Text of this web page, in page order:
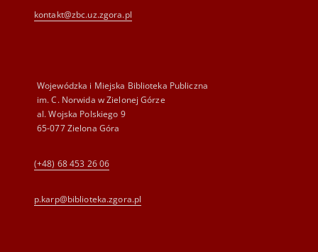
kontakt@zbc.uz.zgora.pl
Wojewódzka i Miejska Biblioteka Publiczna
im. C. Norwida w Zielonej Górze
al. Wojska Polskiego 9
65-077 Zielona Góra
(+48) 68 453 26 06
p.karp@biblioteka.zgora.pl